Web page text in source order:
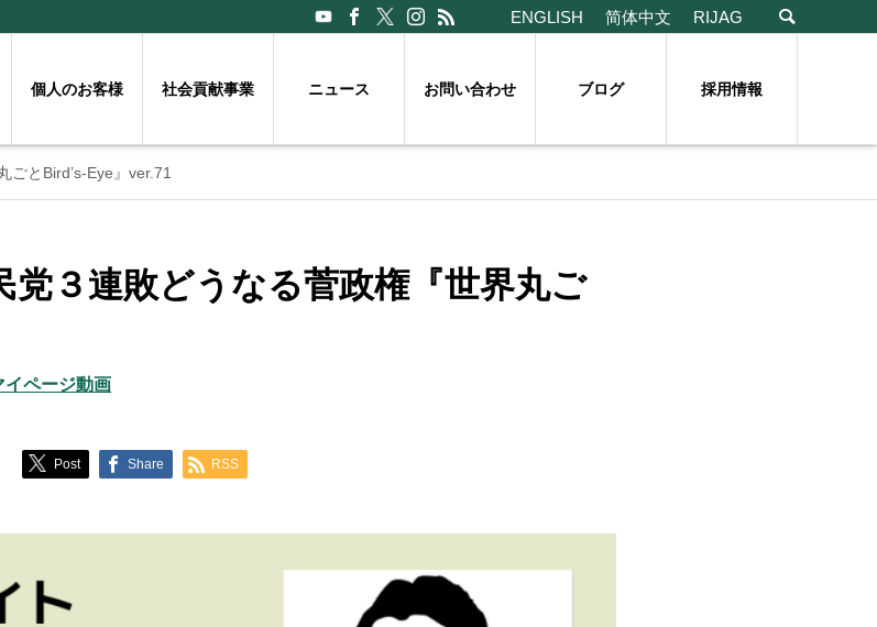
ENGLISH 简体中文 RIJAG
個人のお客様 社会貢献事業 ニュース お問い合わせ ブログ 採用情報
ごとBird’s-Eye』ver.71
党３連敗どうなる菅政権『世界丸ご
イページ動画
Post Share RSS